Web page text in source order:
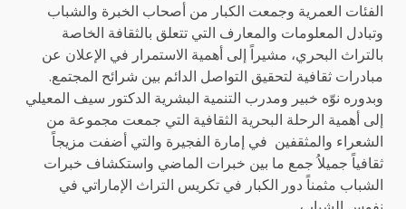
الفئات العمرية وجمعت الكبار من أصحاب الخبرة والشباب
وتبادل المعلومات والمعارف التي تتعلق بالثقافة الخاصة
بالتراث البحري، مشيراً إلى أهمية الاستمرار في الإعلان عن
مبادرات ثقافية لتحقيق التواصل الدائم بين شرائح المجتمع.
وبدوره نوّه خبير ومدرب التنمية البشرية الدكتور سيف المعيلي
إلى أهمية الرحلة البحرية الثقافية التي جمعت مجموعة من
الشعراء والمثقفين في إمارة الفجيرة والتي أضفت مزيجاً
ثقافياً جميلاُ جمع ما بين خبرات الماضي واستكشاف خبرات
الشباب مثمناً دور الكبار في تكريس التراث الإماراتي في